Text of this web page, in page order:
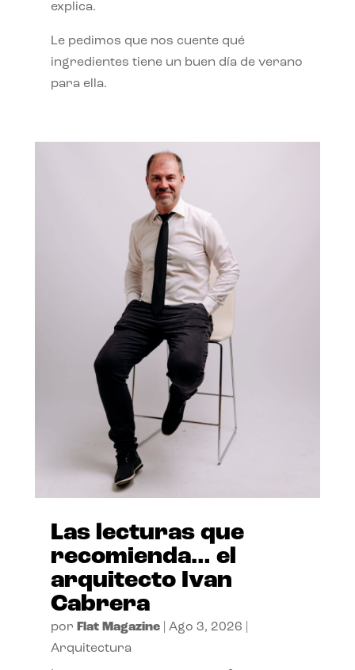
explica.
Le pedimos que nos cuente qué
ingredientes tiene un buen día de verano
para ella.
Las lecturas que
recomienda… el
arquitecto Ivan
Cabrera
por Flat Magazine| Ago 3, 2026
Arquitectura